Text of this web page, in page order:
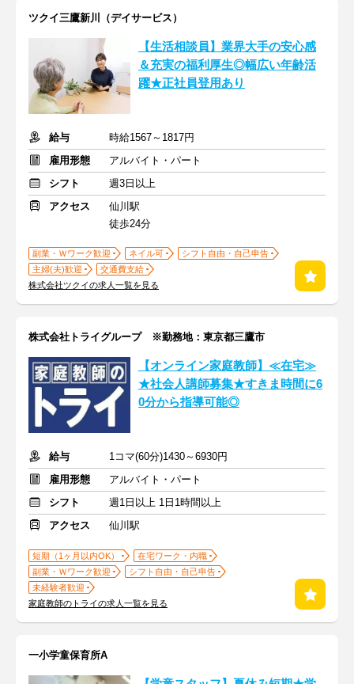
ツクイ三鷹新川（デイサービス）
【生活相談員】業界大手の安心感
＆充実の福利厚生◎幅広い年齢活
躍★正社員登用あり
給与
時給1567～1817円
雇用形態
アルバイト・パート
シフト
週3日以上
アクセス
仙川駅
徒歩24分
副業・Ｗワーク歓迎 ネイル可
シフト自由・自己申告
主婦(夫)歓迎
交通費支給
株式会社ツクイの求人一覧を見る
株式会社トライグループ ※勤務地：東京都三鷹市
【オンライン家庭教師】≪在宅≫
★社会人講師募集★すきま時間に6
0分から指導可能◎
給与
1コマ(60分)1430～6930円
雇用形態
アルバイト・パート
シフト
週1日以上 1日1時間以上
アクセス
仙川駅
短期（1ヶ月以内OK）
在宅ワーク・内職
副業・Ｗワーク歓迎
シフト自由・自己申告
未経験者歓迎
家庭教師のトライの求人一覧を見る
一小学童保育所A